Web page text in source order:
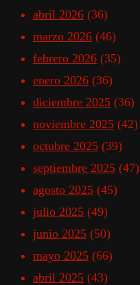
abril 2026 (36)
marzo 2026 (46)
febrero 2026 (35)
enero 2026 (36)
diciembre 2025 (36)
noviembre 2025 (42)
octubre 2025 (39)
septiembre 2025 (47)
agosto 2025 (45)
julio 2025 (49)
junio 2025 (50)
mayo 2025 (66)
abril 2025 (43)